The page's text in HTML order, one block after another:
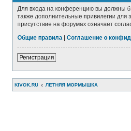
Для входа на конференцию вы должны
также дополнительные привилегии для
присутствие на форумах означает
Общие правила
Соглашение о
Регистрация
KIVOK.RU ЛЕТНЯЯ МОРМЫШКА